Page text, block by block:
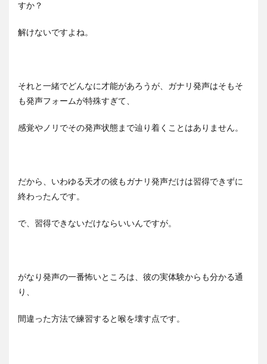
すか？
解けないですよね。
それと一緒でどんなに才能があろうが、ガナリ発声はそもそ
も発声フォームが特殊すぎて、
感覚やノリでその発声状態まで辿り着くことはありません。
だから、いわゆる天才の彼もガナリ発声だけは習得できずに
終わったんです。
で、習得できないだけならいいんですが。
がなり発声の一番怖いところは、彼の実体験からも分かる通
り、
間違った方法で練習すると喉を壊す点です。